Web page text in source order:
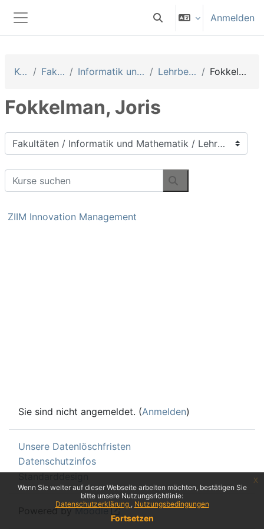
Wenn Sie weiter auf dieser Webseite arbeiten möchten, bestätigen Sie
bitte unsere Nutzungsrichtlinie:
Datenschutzerklärung
Nutzungsbedingungen
Fortsetzen
x
Website-Übersicht
Sucheingabe umschalten
Anmelden
Kurse Fakultäten Informatik und Mathematik Lehrbeauftragte Fokkelman, Joris
Fokkelman, Joris
Kursbereiche
Kurse suchen
Kurse suchen
ZIIM Innovation Management
Sie sind nicht angemeldet. (Anmelden)
Unsere Datenlöschfristen
Datenschutzinfos
Standarddesign
Powered byMoodle